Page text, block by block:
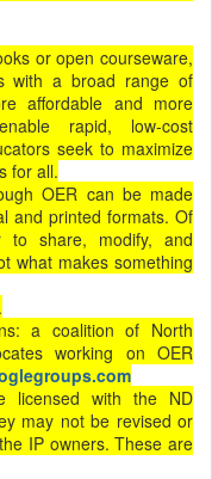
or open courseware,
with a broad range of
affordable and more
rapid, low-cost
seek to maximize
for all.
OER can be made
and printed formats. Of
to share, modify, and
what makes something
.
a coalition of North
working on OER
licensed with the ND
may not be revised or
IP owners. These are